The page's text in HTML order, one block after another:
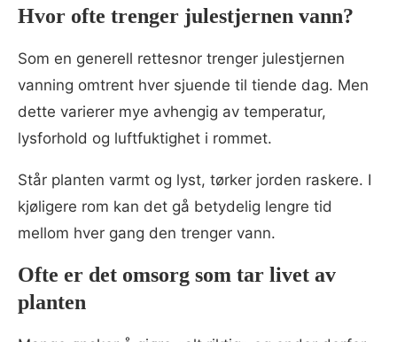
Hvor ofte trenger julestjernen vann?
Som en generell rettesnor trenger julestjernen
vanning omtrent hver sjuende til tiende dag. Men
dette varierer mye avhengig av temperatur,
lysforhold og luftfuktighet i rommet.
Står planten varmt og lyst, tørker jorden raskere. I
kjøligere rom kan det gå betydelig lengre tid
mellom hver gang den trenger vann.
Ofte er det omsorg som tar livet av
planten